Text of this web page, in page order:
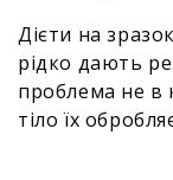
Дієти на
рідко дають
проблема не в
тіло їх